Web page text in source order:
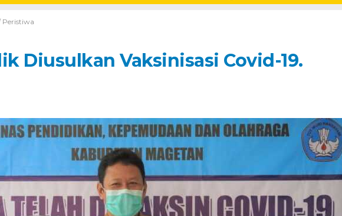
Peristiwa
Diusulkan Vaksinisasi Covid-19.